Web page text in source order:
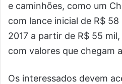
e caminhões, como um
com lance inicial de R$
2017 a partir de R$ 55
com valores que chegam
Os interessados devem